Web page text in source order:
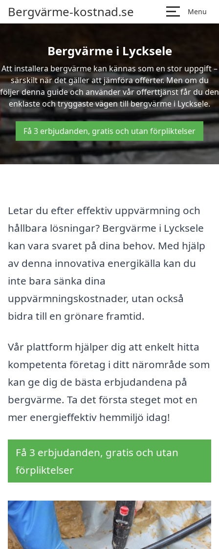
Bergvärme-kostnad.se Menu
Bergvärme i Lycksele
Att installera bergvärme kan kännas som en stor uppgift –
särskilt när det gäller att jämföra offerter. Men om du
följer denna guide och använder vår offerttjänst får du den
enklaste och tryggaste vägen till bergvärme i Lycksele.
Få 3 erbjudanden, gratis och utan förpliktelser
Letar du efter effektiv uppvärmning och
hållbara lösningar? Bergvärme i Lycksele
kan vara svaret på dina behov. Med hjälp
av denna innovativa energikälla kan du
inte bara sänka dina
uppvärmningskostnader, utan också
bidra till en grönare framtid.
Vår plattform hjälper dig att enkelt hitta
kompetenta företag i ditt närområde som
kan ge dig de bästa erbjudandena på
bergvärme. Ta det första steget mot en
mer energieffektiv hemmiljö idag!
Få 3 erbjudanden, gratis och utan
förpliktelser